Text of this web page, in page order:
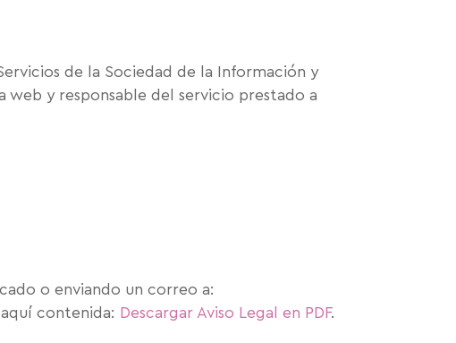
de la Sociedad de la Información y
web y responsable del servicio prestado a
o enviando un correo a:
contenida: Descargar Aviso Legal en PDF.